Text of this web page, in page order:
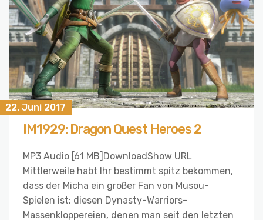
22. Juni 2017
IM1929: Dragon Quest Heroes 2
MP3 Audio [61 MB]DownloadShow URL
Mittlerweile habt Ihr bestimmt spitz bekommen,
dass der Micha ein großer Fan von Musou-
Spielen ist; diesen Dynasty-Warriors-
Massenkloppereien, denen man seit den letzten